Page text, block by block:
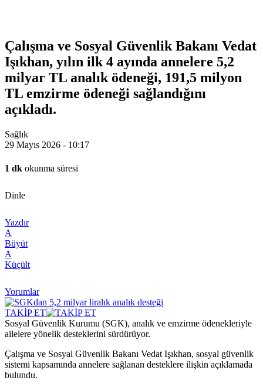
Çalışma ve Sosyal Güvenlik Bakanı Vedat
Işıkhan, yılın ilk 4 ayında annelere 5,2
milyar TL analık ödeneği, 191,5 milyon
TL emzirme ödeneği sağlandığını
açıkladı.
Sağlık
29 Mayıs 2026 - 10:17
1 dk okunma süresi
Dinle
Yazdır
A
Büyüt
A
Küçült
Yorumlar
TAKİP ET
Sosyal Güvenlik Kurumu (SGK), analık ve emzirme ödenekleriyle
ailelere yönelik desteklerini sürdürüyor.
Çalışma ve Sosyal Güvenlik Bakanı Vedat Işıkhan, sosyal güvenlik
sistemi kapsamında annelere sağlanan desteklere ilişkin açıklamada
bulundu.